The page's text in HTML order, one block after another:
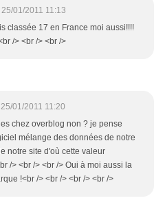
25/01/2011 11:13
classée 17 en France moi aussi!!!!
/> <br /> <br />
25/01/2011 11:20
chez overblog non ? je pense
mélange des données de notre
notre site d'où cette valeur
/> <br /> <br /> Oui à moi aussi la
!<br /> <br /> <br /> <br />